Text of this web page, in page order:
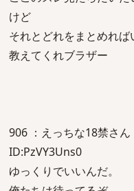
けど
それとどれをまとめれば
教えてくれブラザー
906 ：えっちな18禁さ
ID:PzVY3Uns0
ゆっくりでいいんだ。